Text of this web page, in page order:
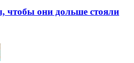
чтобы они дольше стояли